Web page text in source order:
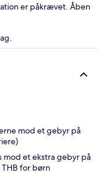
er påkrævet. Åben
mod et gebyr på
mod et ekstra gebyr på
for børn